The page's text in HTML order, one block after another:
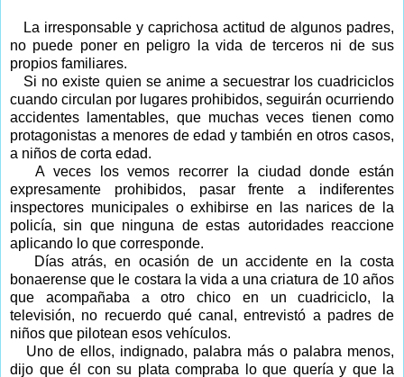
La irresponsable y caprichosa actitud de algunos padres,
no puede poner en peligro la vida de terceros ni de sus
propios familiares.
Si no existe quien se anime a secuestrar los cuadriciclos
cuando circulan por lugares prohibidos, seguirán ocurriendo
accidentes lamentables, que muchas veces tienen como
protagonistas a menores de edad y también en otros casos,
a niños de corta edad.
A veces los vemos recorrer la ciudad donde están
expresamente prohibidos, pasar frente a indiferentes
inspectores municipales o exhibirse en las narices de la
policía, sin que ninguna de estas autoridades reaccione
aplicando lo que corresponde.
Días atrás, en ocasión de un accidente en la costa
bonaerense que le costara la vida a una criatura de 10 años
que acompañaba a otro chico en un cuadriciclo, la
televisión, no recuerdo qué canal, entrevistó a padres de
niños que pilotean esos vehículos.
Uno de ellos, indignado, palabra más o palabra menos,
dijo que él con su plata compraba lo que quería y que la